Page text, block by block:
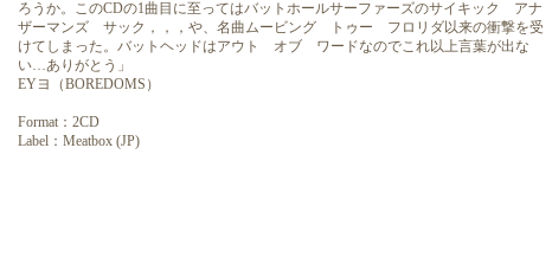
ろうか。このCDの1曲目に至ってはバットホールサーファーズのサイキック アナ
ザーマンズ サック，，，や、名曲ムービング トゥー フロリダ以来の衝撃を受
けてしまった。バットヘッドはアウト オブ ワードなのでこれ以上言葉が出な
い…ありがとう」
EYヨ（BOREDOMS）
Format：2CD
Label：Meatbox (JP)